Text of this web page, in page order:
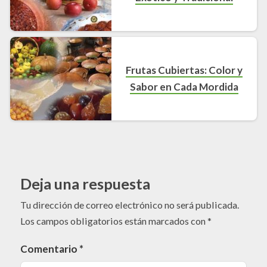
Frutas Cubiertas: Color y
Sabor en Cada Mordida
Deja una respuesta
Tu dirección de correo electrónico no será publicada.
Los campos obligatorios están marcados con*
Comentario *